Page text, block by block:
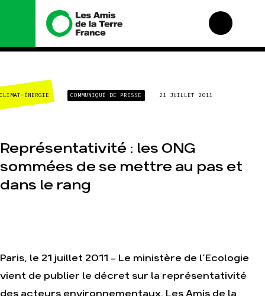
Nous connaître
Histoire
Valeurs
Équipes et
Le réseau dans le
Total, rendez-vous au
Mode : une tendance
Gaz au Mozambique,
Agir Nos thématiques
CLIMAT-ÉNERGIE COMMUNIQUÉ DE PRESSE 21 JUILLET 2011
Représentativité : les ONG
sommées de se mettre au pas et
dans le rang
Paris, le 21 juillet 2011 - Le ministère de l’Ecologie
vient de publier le décret sur la représentativité
des acteurs environnementaux. Les Amis de la